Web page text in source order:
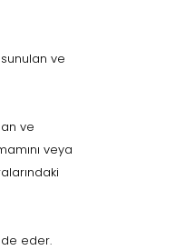
sunulan ve
ve
veya
eder.